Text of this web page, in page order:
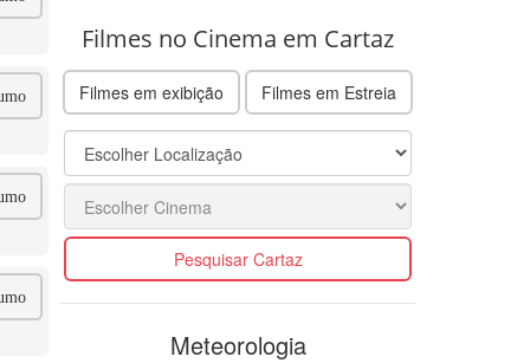
Filmes no Cinema em Cartaz
Filmes em exibição Filmes em Estreia
Pesquisar Cartaz
Meteorologia